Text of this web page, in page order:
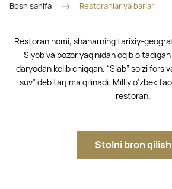
Bosh sahifa Restoranlar va barlar
Restoran nomi, shaharning tarixiy-
Siyob va bozor yaqinidan oqib
daryodan kelib chiqqan. “Siab” so‘zi fors
suv” deb tarjima qilinadi. Milliy o‘zbek
restoran.
Stolni bron qilish